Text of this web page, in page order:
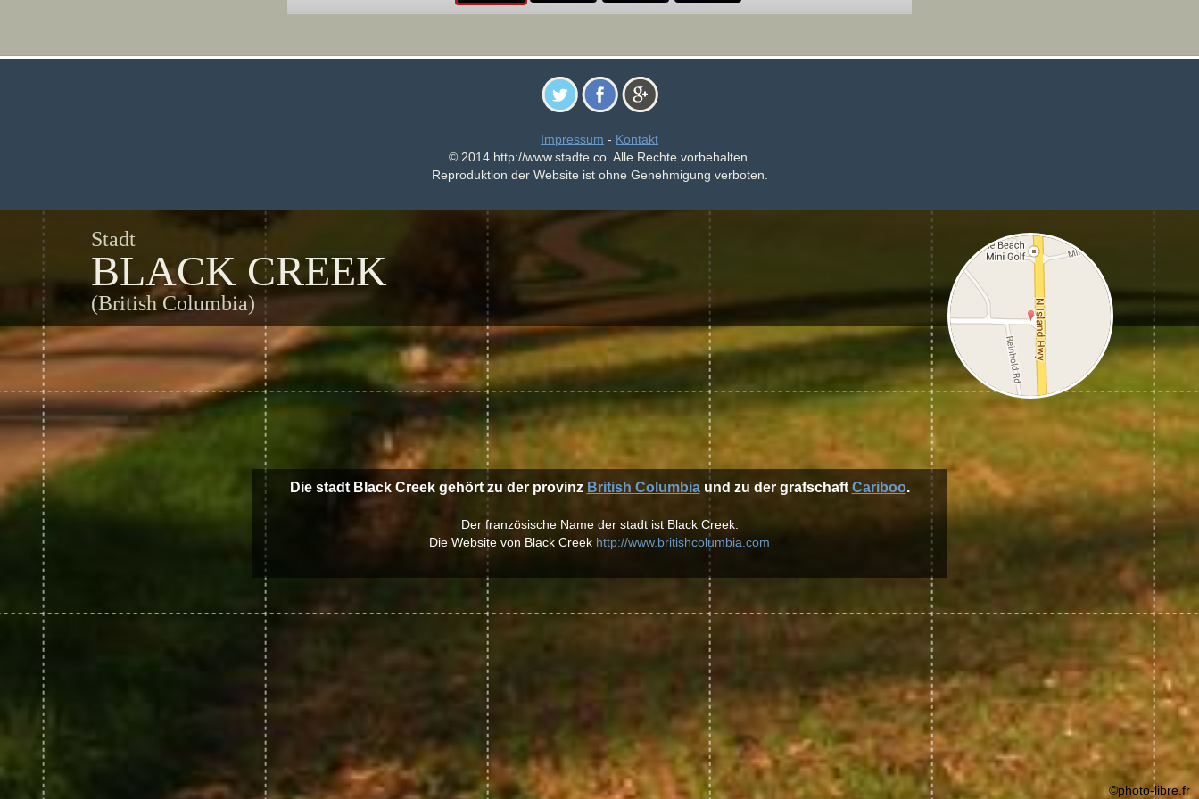
Impressum - Kontakt
© 2014 http://www.stadte.co. Alle Rechte vorbehalten.
Reproduktion der Website ist ohne Genehmigung verboten.
Stadt
BLACK CREEK
(British Columbia)
Die stadt Black Creek gehört zu der provinz British Columbiaund zu der grafschaftCariboo.
Der französische Name der stadt ist Black Creek.
Die Website von Black Creek http://www.britishcolumbia.com
©photo-libre.fr